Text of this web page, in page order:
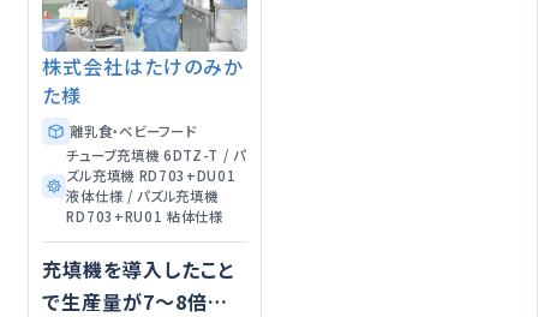
株式会社はたけのみか
た様
離乳食・ベビーフード
チューブ充填機 6DTZ-T / パ
ズル充填機 RD703+DU01
液体仕様 / パズル充填機
RD703+RU01 粘体仕様
充填機を導入したこと
で生産量が7〜8倍に！